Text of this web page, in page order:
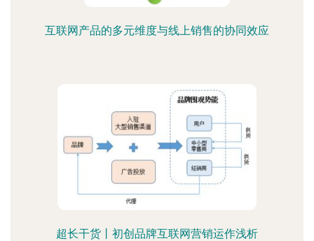
互联网产品的多元维度与线上销售的协同效应
超长干货丨初创品牌互联网营销运作浅析